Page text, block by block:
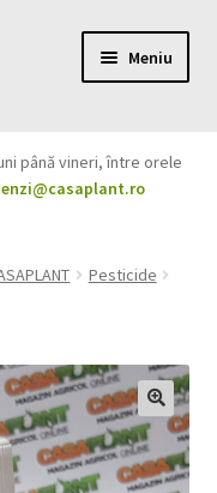
Meniu
copil
până vineri, între orele
Pesticide